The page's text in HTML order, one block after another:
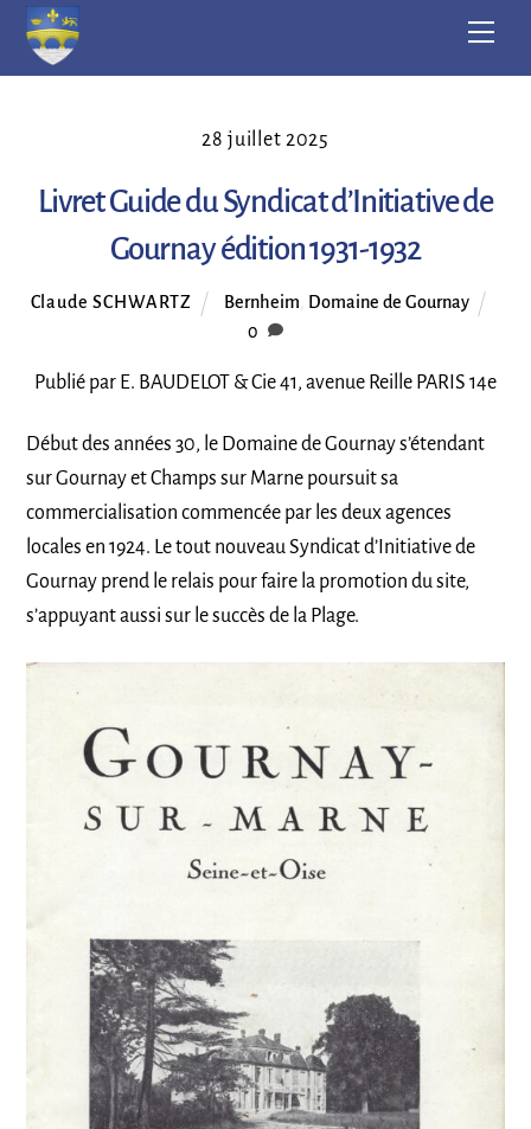
Skip
28 juillet 2025
Livret Guide du Syndicat d’Initiative de
Gournay édition 1931-1932
Claude SCHWARTZ Bernheim Domaine de Gournay
0
Publié par E. BAUDELOT & Cie 41, avenue Reille PARIS 14e
Début des années 30, le Domaine de Gournay s’étendant
sur Gournay et Champs sur Marne poursuit sa
commercialisation commencée par les deux agences
locales en 1924. Le tout nouveau Syndicat d’Initiative de
Gournay prend le relais pour faire la promotion du site,
s’appuyant aussi sur le succès de la Plage.